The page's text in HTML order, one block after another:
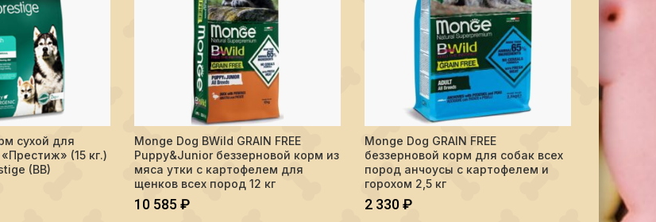
кг. Корм сухой для взрослых собак, "Престиж" (15 кг.) AG Adult Dog Prestige (BB)
В КОРЗИНУ
сухой для
(15 кг.)
(BB)
Количество Monge Dog BWild GRAIN FREE Puppy&Junior беззерновой корм из мяса утки с
В КОРЗИНУ
Monge Dog BWild GRAIN FREE
Puppy&Junior беззерновой корм из
мяса утки с картофелем для
щенков всех пород 12 кг
10 585₽
ПОДРОБНЕЕ
Monge Dog GRAIN FREE
беззерновой корм для собак всех
пород анчоусы c картофелем и
горохом 2,5 кг
2 330₽
Monge
2,5 кг
2 540